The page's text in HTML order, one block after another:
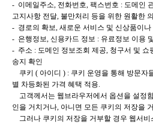
- 이메일주소, 전화번호, 팩스번호 : 도메인
고지사항 전달, 불만처리 등을 위한 원활한
- 경로의 확보, 새로운 서비스 및 신상품이나
- 은행정보, 신용카드 정보 : 유료정보 이용
- 주소 : 도메인 정보조회 제공, 청구서 및 쇼
송지 확인
쿠키 ( 아이디 ) : 쿠키 운영을 통해 방문자
별 차등화된 가격 혜택 적용.
고객께서는 웹브라우저에서 옵션을 설정
인을 거치거나, 아니면 모든 쿠키의 저장을
그러나 쿠키의 저장을 거부할 경우 웹서비